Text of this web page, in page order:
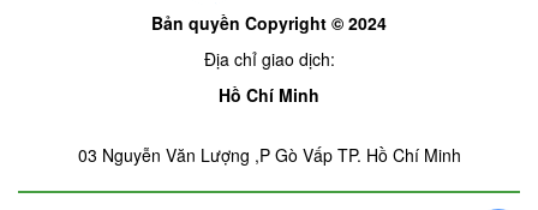
Bản quyền Copyright © 2024
Địa chỉ giao dịch:
Hồ Chí Minh
03 Nguyễn Văn Lượng ,P Gò Vấp TP. Hồ Chí Minh